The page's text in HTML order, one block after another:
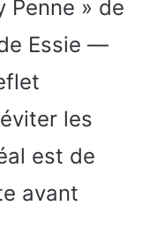
Penne » de
Essie —
les
est de
avant